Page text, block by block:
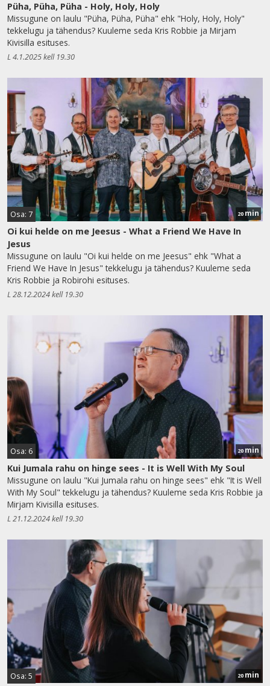
Püha, Püha, Püha - Holy, Holy, Holy
Missugune on laulu "Püha, Püha, Püha" ehk "Holy, Holy, Holy"
tekkelugu ja tähendus? Kuuleme seda Kris Robbie ja Mirjam
Kivisilla esituses.
L 4.1.2025 kell 19.30
Osa: 7 20 min
Oi kui helde on me Jeesus - What a Friend We Have In
Jesus
Missugune on laulu "Oi kui helde on me Jeesus" ehk "What a
Friend We Have In Jesus" tekkelugu ja tähendus? Kuuleme seda
Kris Robbie ja Robirohi esituses.
L 28.12.2024 kell 19.30
Osa: 6 20min
Kui Jumala rahu on hinge sees - It is Well With My Soul
Missugune on laulu "Kui Jumala rahu on hinge sees" ehk "It is Well
With My Soul" tekkelugu ja tähendus? Kuuleme seda Kris Robbie ja
Mirjam Kivisilla esituses.
L 21.12.2024 kell 19.30
Osa: 5 20 min